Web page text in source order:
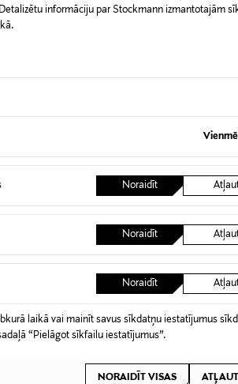
informāciju par Stockmann izmantotajām
Noraidīt
Noraidīt
Noraidīt
laikā vai mainīt savus sīkdatņu iestatījumus
“Pielāgot sīkfailu iestatījumus”.
NORAIDĪT VISAS